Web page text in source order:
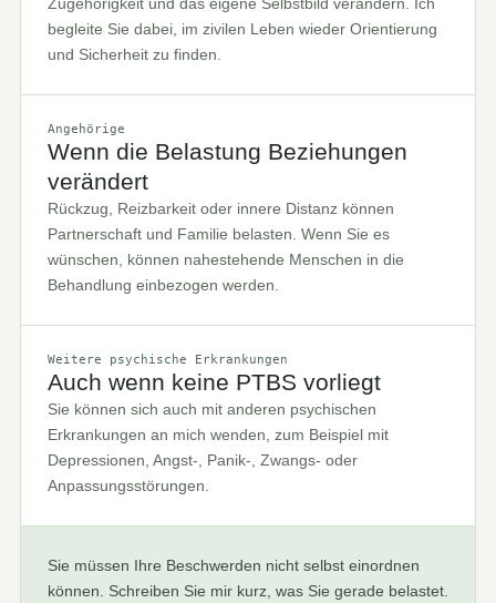
begleite Sie dabei, im zivilen Leben wieder Orientierung
und Sicherheit zu finden.
Angehörige
Wenn die Belastung Beziehungen
verändert
Rückzug, Reizbarkeit oder innere Distanz können
Partnerschaft und Familie belasten. Wenn Sie es
wünschen, können nahestehende Menschen in die
Behandlung einbezogen werden.
Weitere psychische Erkrankungen
Auch wenn keine PTBS vorliegt
Sie können sich auch mit anderen psychischen
Erkrankungen an mich wenden, zum Beispiel mit
Depressionen, Angst-, Panik-, Zwangs- oder
Anpassungsstörungen.
Sie müssen Ihre Beschwerden nicht selbst einordnen
können. Schreiben Sie mir kurz, was Sie gerade belastet.